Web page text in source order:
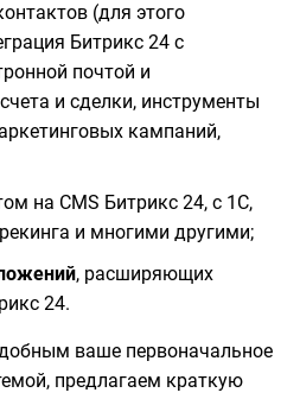
(для этого
Битрикс 24 с
почтой и
и сделки, инструменты
кампаний,
на CMS Битрикс 24, с 1С,
и многими другими;
, расширяющих
24.
ваше первоначальное
предлагаем краткую